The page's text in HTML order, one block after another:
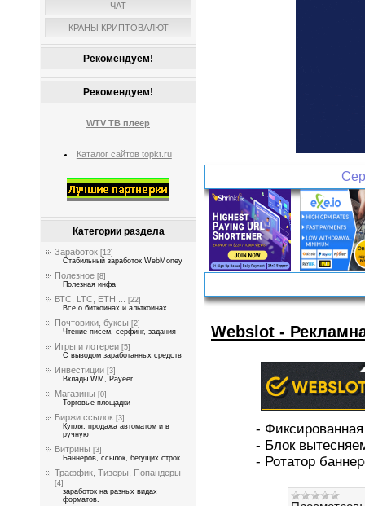
ЧАТ
КРАНЫ КРИПТОВАЛЮТ
Рекомендуем!
Рекомендуем!
WTV ТВ плеер
Каталог сайтов topkt.ru
Категории раздела
Заработок [12]
Стабильный заработок WebMoney
Полезное [8]
Полезная инфа
ВТС, LTC, ETH ...
[22]
Все о биткоинах и альткоинах
Почтовики, буксы [2]
Чтение писем, серфинг, задания
Игры и лотереи [5]
С выводом заработанных средств
Инвестиции [3]
Вклады WM, Payeer
Магазины [0]
Торговые площадки
Биржи ссылок [3]
Купля, продажа автоматом и в
ручную
Витрины [3]
Баннеров, ссылок, бегущих строк
Траффик, Тизеры, Попандеры
[4]
заработок на разных видах
форматов.
Webslot -
-
- Блок
- Ротатор